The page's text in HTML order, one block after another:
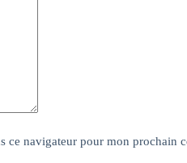
ce navigateur pour mon prochain